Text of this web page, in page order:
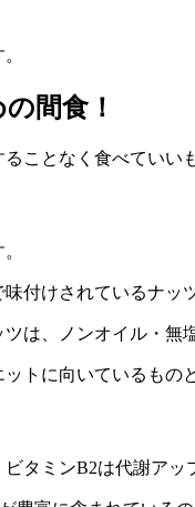
間食！
ことなく食べていい
付けされているナ
は、ノンオイル・無
トに向いているもの
タミンB2は代謝アッ